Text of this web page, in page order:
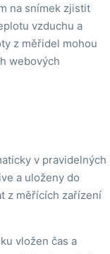
na snímek zjistit
vzduchu a
z měřidel mohou
webových
v pravidelných
a uloženy do
z měřících zařízení
vložen čas a